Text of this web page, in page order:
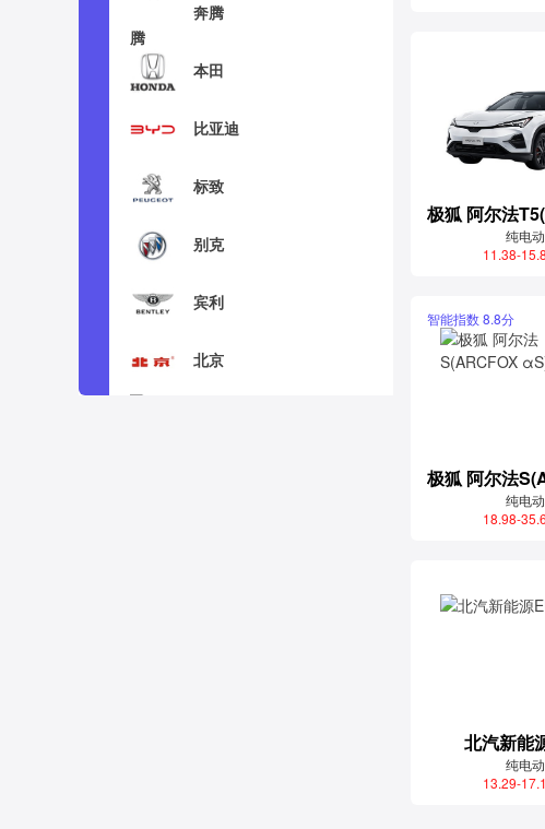
奔腾
本田
比亚迪
标致
别克
宾利
北京
纯电动
11.38-
智能指数 8.8分
纯电动
18.98-
北汽新能
纯电动
13.29-